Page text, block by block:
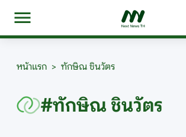
หน้าแรก > ทักษิณ ชินวัตร
#ทักษิณ ชินวัตร